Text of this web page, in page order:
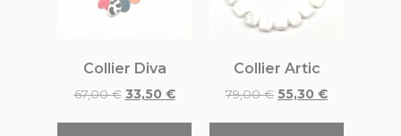
Collier Diva
67,00€ 33,50 €
Collier Artic
79,00€ 55,30 €